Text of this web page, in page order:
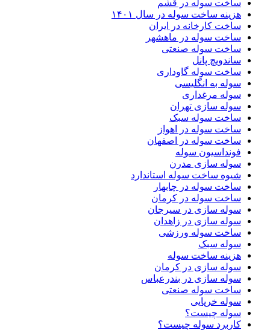
ساخت سوله در قشم
هزینه ساخت سوله در سال ۱۴۰۱
ساخت کارخانه در ایران
ساخت سوله در ماهشهر
ساخت سوله صنعتی
ساندویچ پانل
ساخت سوله گاوداری
سوله به انگلیسی
سوله مرغداری
سوله سازی تهران
ساخت سوله سبک
ساخت سوله در اهواز
ساخت سوله در اصفهان
فونداسیون سوله
سوله سازی مدرن
شیوه ساخت سوله استاندارد
ساخت سوله در چابهار
ساخت سوله در کرمان
سوله سازی در سیرجان
سوله سازی در زاهدان
ساخت سوله ورزشی
سوله سبک
هزینه ساخت سوله
سوله سازی در کرمان
سوله سازی در بندرعباس
ساخت سوله صنعتی
سوله خرپایی
سوله چیست؟
کاربرد سوله چیست؟